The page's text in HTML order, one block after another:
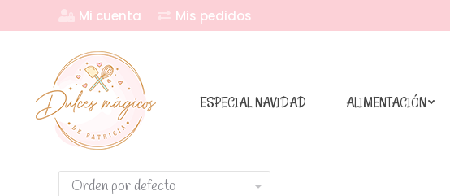
Mi cuenta Mis pedidos
ESPECIAL NAVIDAD ALIMENTACIÓN